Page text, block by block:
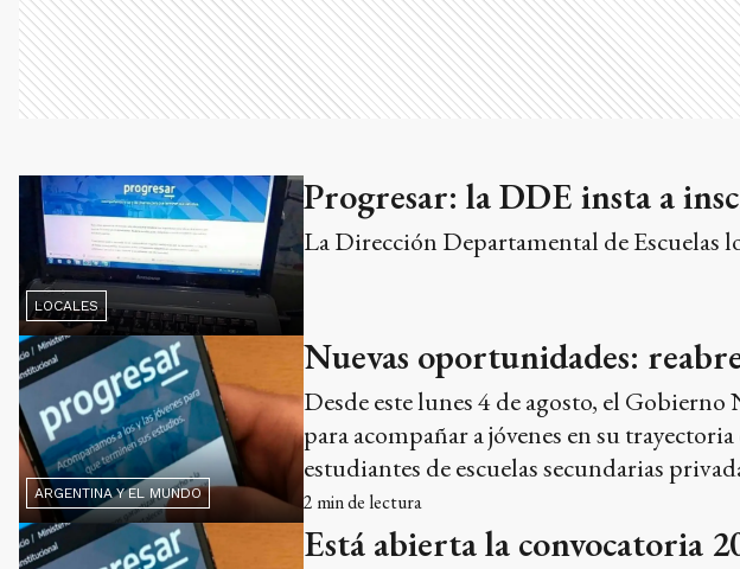
LOCALES
Progresar: la DDE insta a
La Dirección Departamental de Escuelas
ARGENTINA Y EL MUNDO
Nuevas oportunidades:
Desde este lunes 4 de agosto, el
para acompañar a jóvenes en su
estudiantes de escuelas secundarias
2 min de lectura
Está abierta la convocatoria